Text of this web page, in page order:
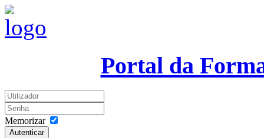
Portal da
Memorizar
Autenticar